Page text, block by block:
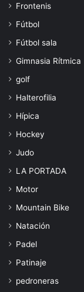
Frontenis
Fútbol
Fútbol sala
Gimnasia Rítmica
golf
Halterofilia
Hípica
Hockey
Judo
LA PORTADA
Motor
Mountain Bike
Natación
Padel
Patinaje
pedroneras